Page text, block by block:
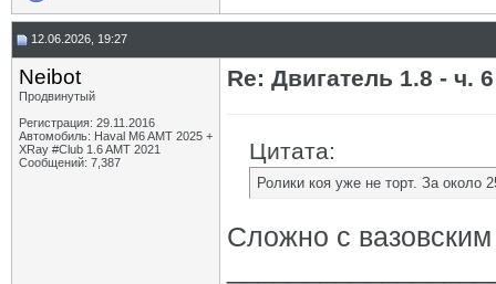
12.06.2026, 19:27
Neibot
Продвинутый
Регистрация: 29.11.2016
Автомобиль: Haval M6 AMT 2025 +
XRay #Club 1.6 AMT 2021
Сообщений: 7,387
Re: Двигатель 1.8 - ч. 6
Цитата:
Ролики коя уже не торт. За около
Сложно с